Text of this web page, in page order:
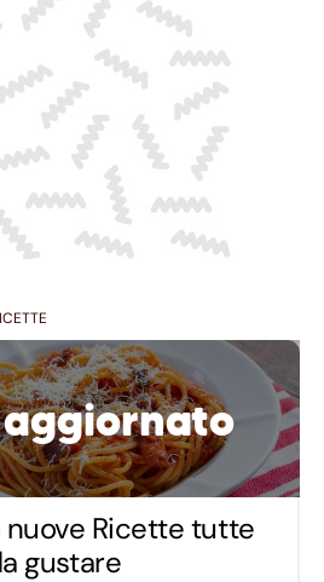
nuove Ricette tutte
gustare